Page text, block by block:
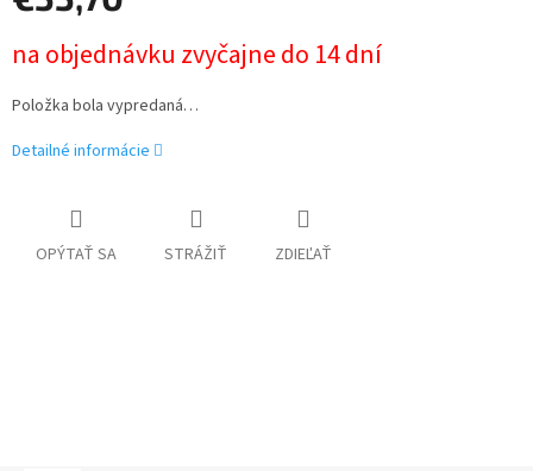
cena:
na objednávku zvyčajne do 14 dní
Položka bola vypredaná…
Detailné informácie
OPÝTAŤ SA STRÁŽIŤ ZDIEĽAŤ